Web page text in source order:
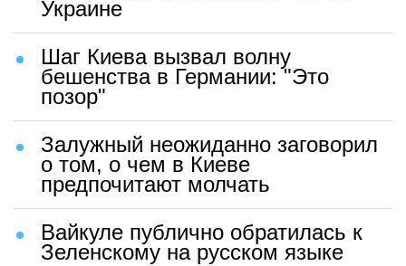
Украине
Шаг Киева вызвал волну
бешенства в Германии: "Это
позор"
Залужный неожиданно заговорил
о том, о чем в Киеве
предпочитают молчать
Вайкуле публично обратилась к
Зеленскому на русском языке